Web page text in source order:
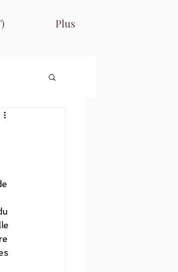
Plus